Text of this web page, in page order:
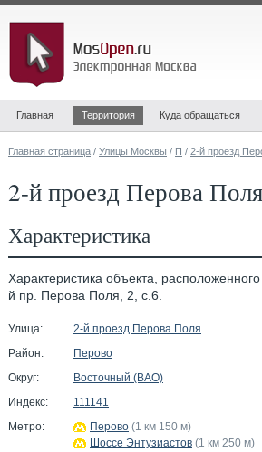
Главная Территория Куда обращаться
Главная страница / Улицы Москвы / П / 2-й проезд
2-й проезд Перова
Характеристика
Характеристика объекта,
й пр. Перова Поля, 2, с.6.
Улица:
2-й проезд Перова Поля
Район:
Перово
Округ:
Восточный (ВАО)
Индекс:
111141
Метро:
Перово (1 км 150 м)
Шоссе Энтузиастов (1 км 250 м)